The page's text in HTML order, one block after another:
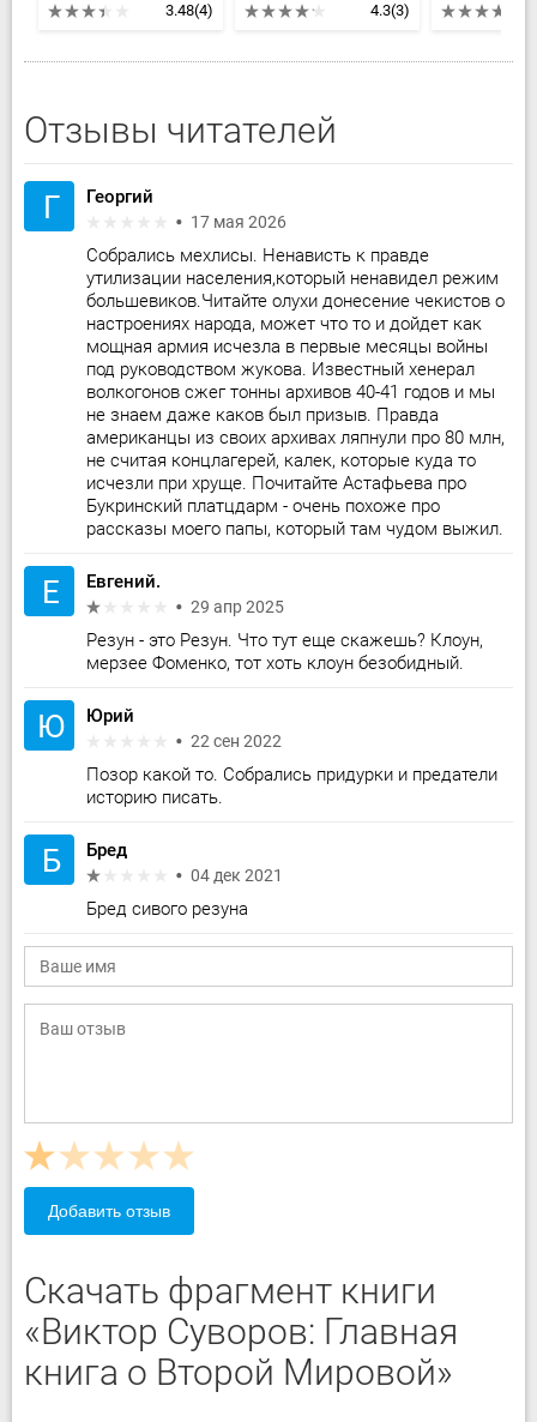
3.48(4)
4.3(3)
Отзывы читателей
Г Георгий
17 мая 2026
Собрались мехлисы. Ненависть к правде
утилизации населения,который ненавидел режим
большевиков.Читайте олухи донесение чекистов о
настроениях народа, может что то и дойдет как
мощная армия исчезла в первые месяцы войны
под руководством жукова. Известный хенерал
волкогонов сжег тонны архивов 40-41 годов и мы
не знаем даже каков был призыв. Правда
американцы из своих архивах ляпнули про 80 млн,
не считая концлагерей, калек, которые куда то
исчезли при хруще. Почитайте Астафьева про
Букринский платцдарм - очень похоже про
рассказы моего папы, который там чудом выжил.
Е Евгений.
29 апр 2025
Резун - это Резун. Что тут еще скажешь? Клоун,
мерзее Фоменко, тот хоть клоун безобидный.
Ю Юрий
22 сен 2022
Позор какой то. Собрались придурки и предатели
историю писать.
Б Бред
04 дек 2021
Бред сивого резуна
Добавить отзыв
Скачать фрагмент книги
«Виктор Суворов: Главная
книга о Второй Мировой»